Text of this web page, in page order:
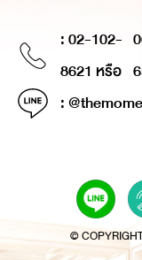
: 02-102-
8621 หรือ
:
©